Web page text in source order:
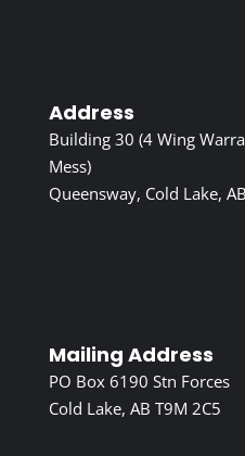
Address
Building 30 (4 Wing
Mess)
Queensway, Cold Lake, AB
Mailing Address
PO Box 6190 Stn Forces
Cold Lake, AB T9M 2C5